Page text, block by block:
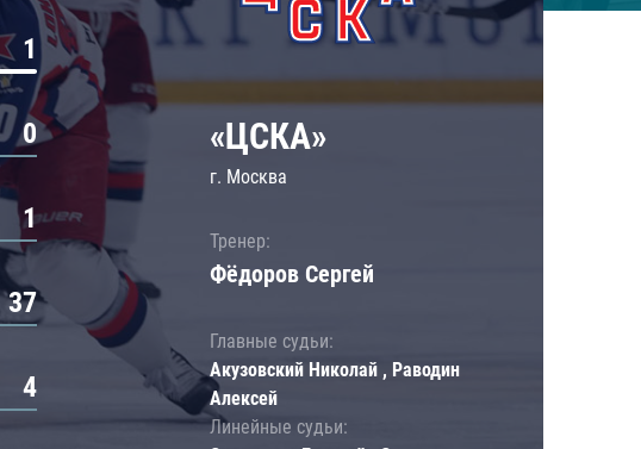
1
0
1
37
4
«ЦСКА»
г. Москва
Тренер:
Фёдоров Сергей
Главные судьи:
Акузовский Николай , Раводин
Алексей
Линейные судьи: